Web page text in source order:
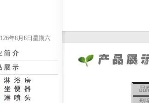
126年8月8日星期六
品